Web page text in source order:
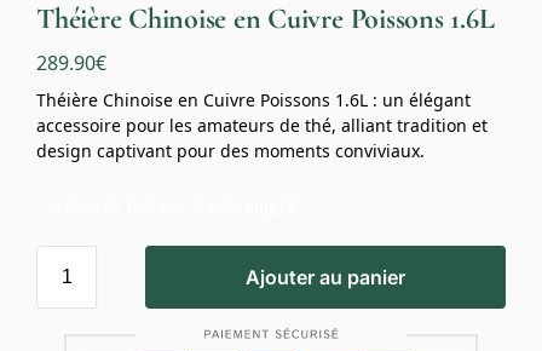
Théière Chinoise en Cuivre Poissons 1.6L
289.90€
Théière Chinoise en Cuivre Poissons 1.6L : un élégant
accessoire pour les amateurs de thé, alliant tradition et
design captivant pour des moments conviviaux.
Ajouter au panier